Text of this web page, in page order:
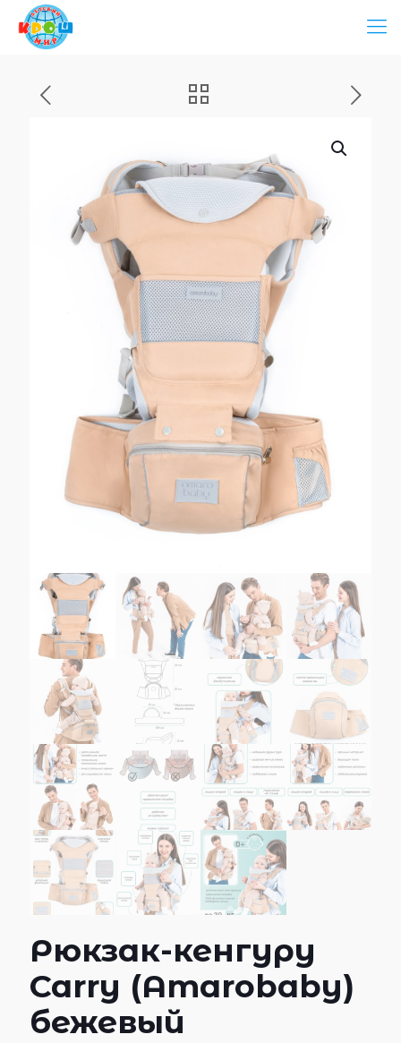
Рюкзак-кенгуру
Carry (Amarobaby)
бежевый